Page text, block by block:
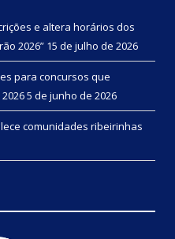
e altera horários dos
2026” 15 de julho de 2026
para concursos que
5 de junho de 2026
comunidades ribeirinhas